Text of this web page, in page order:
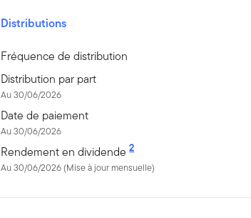
Distributions
Fréquence de distribution
Distribution par part
Au 30/06/2026
Date de paiement
Au 30/06/2026
Rendement en dividende 2
Au 30/06/2026 (Mise à jour mensuelle)